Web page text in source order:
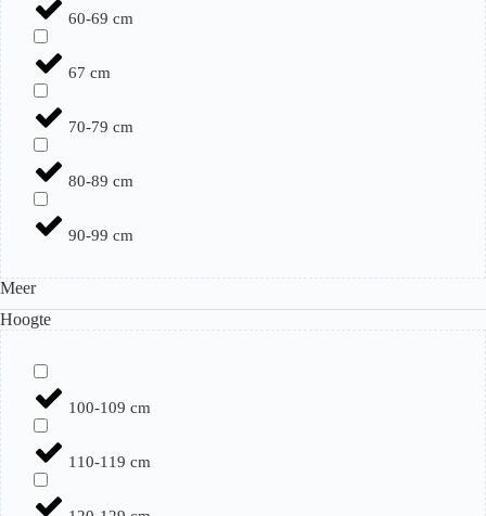
60-69 cm
67 cm
70-79 cm
80-89 cm
90-99 cm
Meer
Hoogte
100-109 cm
110-119 cm